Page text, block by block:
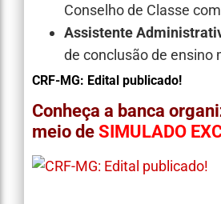
Conselho de Classe
Assistente
de conclusão de ensino
CRF-MG: Edital publicado!
Conheça a banca
meio de SIMULADO